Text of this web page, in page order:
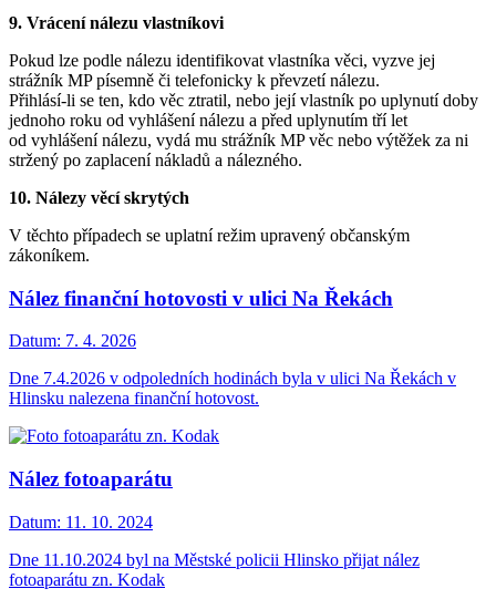
9. Vrácení nálezu vlastníkovi
Pokud lze podle nálezu identifikovat vlastníka věci, vyzve jej
strážník MP písemně či telefonicky k převzetí nálezu.
Přihlásí-li se ten, kdo věc ztratil, nebo její vlastník po uplynutí doby
jednoho roku od vyhlášení nálezu a před uplynutím tří let
od vyhlášení nálezu, vydá mu strážník MP věc nebo výtěžek za ni
stržený po zaplacení nákladů a nálezného.
10. Nálezy věcí skrytých
V těchto případech se uplatní režim upravený občanským
zákoníkem.
Nález finanční hotovosti v ulici Na Řekách
Datum: 7. 4. 2026
Dne 7.4.2026 v odpoledních hodinách byla v ulici Na Řekách v
Hlinsku nalezena finanční hotovost.
Nález fotoaparátu
Datum: 11. 10. 2024
Dne 11.10.2024 byl na Městské policii Hlinsko přijat nález
fotoaparátu zn. Kodak